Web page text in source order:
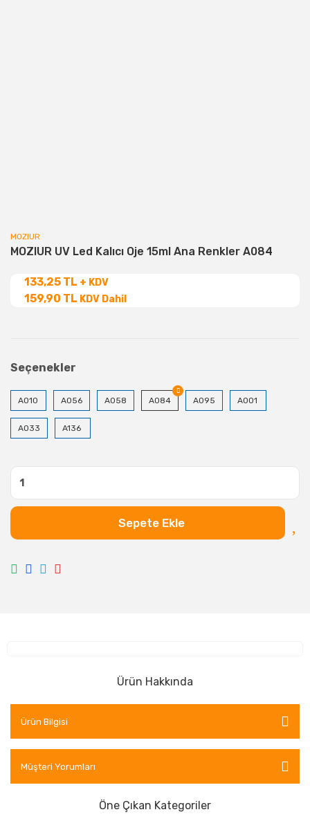
MOZIUR
MOZIUR UV Led Kalıcı Oje 15ml Ana Renkler A084
133,25 TL + KDV
159,90 TL KDV Dahil
Seçenekler
A010 A056 A058 A084 A095 A001
A033 A136
Sepete Ekle
Ürün Hakkında
Ürün Bilgisi
Müşteri Yorumları
Öne Çıkan Kategoriler